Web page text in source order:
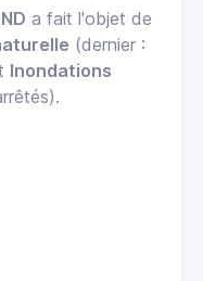
a fait l'objet de
(dernier :
Inondations